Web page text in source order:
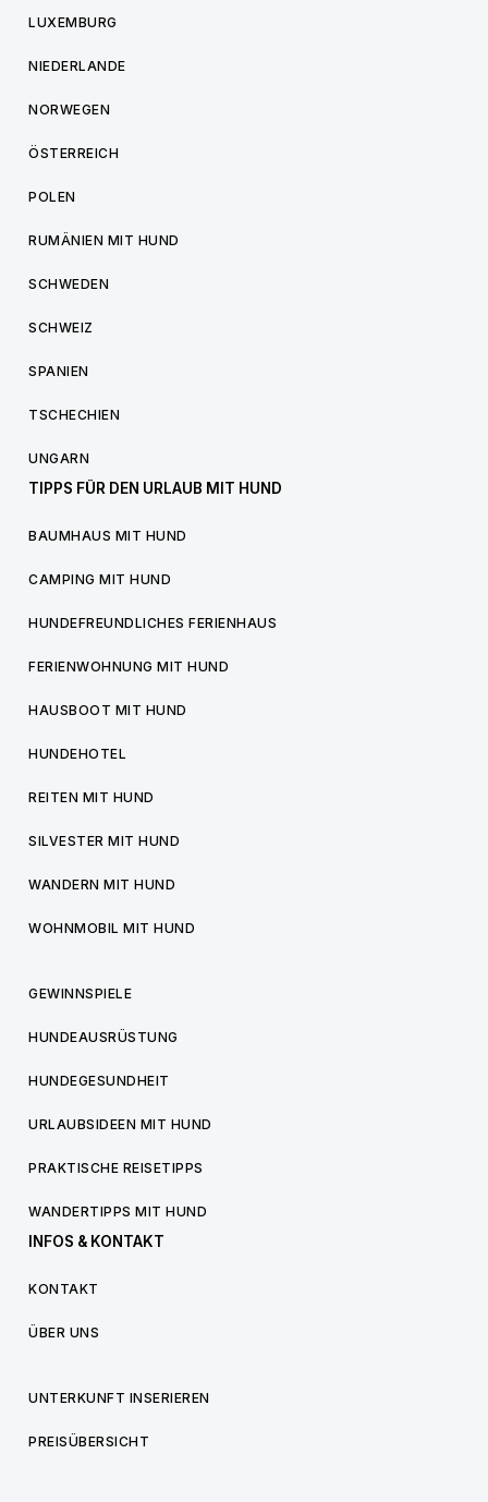
LUXEMBURG
NIEDERLANDE
NORWEGEN
ÖSTERREICH
POLEN
RUMÄNIEN MIT HUND
SCHWEDEN
SCHWEIZ
SPANIEN
TSCHECHIEN
UNGARN
TIPPS FÜR DEN URLAUB MIT HUND
BAUMHAUS MIT HUND
CAMPING MIT HUND
HUNDEFREUNDLICHES FERIENHAUS
FERIENWOHNUNG MIT HUND
HAUSBOOT MIT HUND
HUNDEHOTEL
REITEN MIT HUND
SILVESTER MIT HUND
WANDERN MIT HUND
WOHNMOBIL MIT HUND
GEWINNSPIELE
HUNDEAUSRÜSTUNG
HUNDEGESUNDHEIT
URLAUBSIDEEN MIT HUND
PRAKTISCHE REISETIPPS
WANDERTIPPS MIT HUND
INFOS & KONTAKT
KONTAKT
ÜBER UNS
UNTERKUNFT INSERIEREN
PREISÜBERSICHT